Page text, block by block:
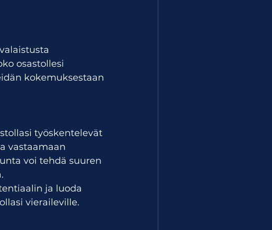
osastollesi
kokemuksestaan
työskentelevät
vastaamaan
voi tehdä suuren
ja luoda
vieraileville.